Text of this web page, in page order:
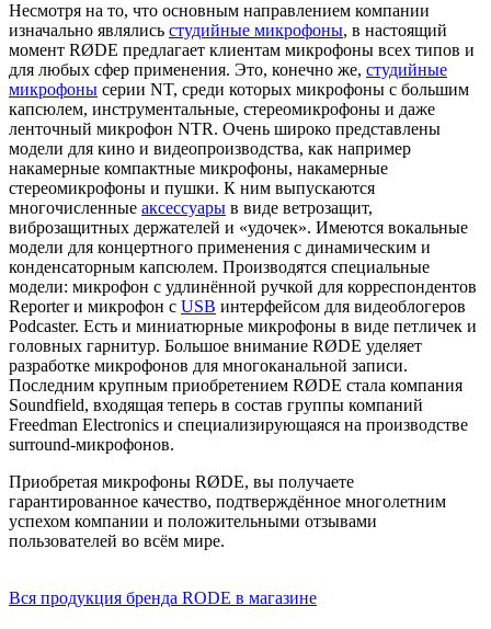
Несмотря на то, что основным направлением компании
изначально являлись студийные микрофоны, в настоящий
момент RØDE предлагает клиентам микрофоны всех типов и
для любых сфер применения. Это, конечно же, студийные
микрофоны серии NT, среди которых микрофоны с большим
капсюлем, инструментальные, стереомикрофоны и даже
ленточный микрофон NTR. Очень широко представлены
модели для кино и видеопроизводства, как например
накамерные компактные микрофоны, накамерные
стереомикрофоны и пушки. К ним выпускаются
многочисленные аксессуары в виде ветрозащит,
виброзащитных держателей и «удочек». Имеются вокальные
модели для концертного применения с динамическим и
конденсаторным капсюлем. Производятся специальные
модели: микрофон с удлинённой ручкой для корреспондентов
Reporter и микрофон с USB интерфейсом для видеоблогеров
Podcaster. Есть и миниатюрные микрофоны в виде петличек и
головных гарнитур. Большое внимание RØDE уделяет
разработке микрофонов для многоканальной записи.
Последним крупным приобретением RØDE стала компания
Soundfield, входящая теперь в состав группы компаний
Freedman Electronics и специализирующаяся на производстве
surround-микрофонов.
Приобретая микрофоны RØDE, вы получаете
гарантированное качество, подтверждённое многолетним
успехом компании и положительными отзывами
пользователей во всём мире.
Вся продукция бренда RODE в магазине